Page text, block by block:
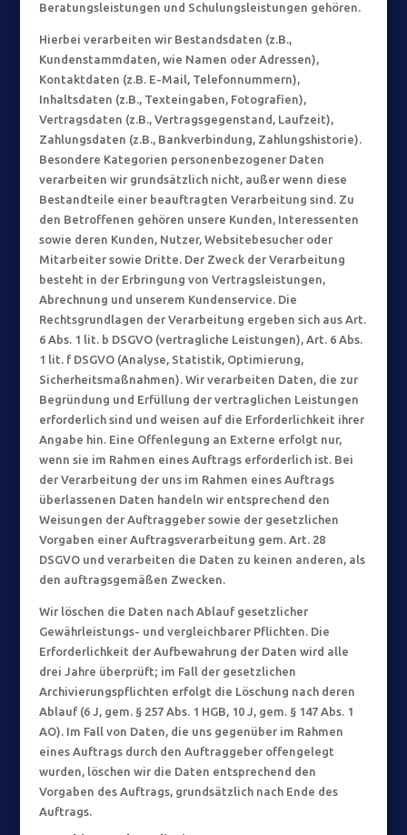
Beratungsleistungen und Schulungsleistungen gehören.
Hierbei verarbeiten wir Bestandsdaten (z.B.,
Kundenstammdaten, wie Namen oder Adressen),
Kontaktdaten (z.B. E-Mail, Telefonnummern),
Inhaltsdaten (z.B., Texteingaben, Fotografien),
Vertragsdaten (z.B., Vertragsgegenstand, Laufzeit),
Zahlungsdaten (z.B., Bankverbindung,Zahlungshistorie).
Besondere Kategorien personenbezogener Daten
verarbeiten wir grundsätzlich nicht, außer wenn diese
Bestandteile einer beauftragten Verarbeitung sind. Zu
den Betroffenen gehören unsere Kunden, Interessenten
sowie deren Kunden, Nutzer, Websitebesucher oder
Mitarbeiter sowie Dritte. Der Zweck der Verarbeitung
besteht in der Erbringung von Vertragsleistungen,
Abrechnung und unserem Kundenservice. Die
Rechtsgrundlagen der Verarbeitung ergeben sich aus Art.
6 Abs. 1 lit. b DSGVO (vertragliche Leistungen), Art. 6 Abs.
1 lit. f DSGVO (Analyse, Statistik, Optimierung,
Sicherheitsmaßnahmen). Wir verarbeiten Daten, die zur
Begründung und Erfüllung der vertraglichen Leistungen
erforderlich sind und weisen auf die Erforderlichkeit ihrer
Angabe hin. Eine Offenlegung an Externe erfolgt nur,
wenn sie im Rahmen eines Auftrags erforderlich ist. Bei
der Verarbeitung der uns im Rahmen eines Auftrags
überlassenen Daten handeln wir entsprechend den
Weisungen der Auftraggeber sowie der gesetzlichen
Vorgaben einer Auftragsverarbeitung gem. Art. 28
DSGVO und verarbeiten die Daten zu keinen anderen, als
den auftragsgemäßen Zwecken.
Wir löschen die Daten nach Ablauf gesetzlicher
Gewährleistungs- und vergleichbarer Pflichten. Die
Erforderlichkeit der Aufbewahrung der Daten wird alle
drei Jahre überprüft; im Fall der gesetzlichen
Archivierungspflichten erfolgt die Löschung nach deren
Ablauf (6 J, gem. § 257 Abs. 1 HGB, 10 J, gem. § 147 Abs. 1
AO). Im Fall von Daten, die uns gegenüber im Rahmen
eines Auftrags durch den Auftraggeber offengelegt
wurden, löschen wir die Daten entsprechend den
Vorgaben des Auftrags, grundsätzlich nach Ende des
Auftrags.